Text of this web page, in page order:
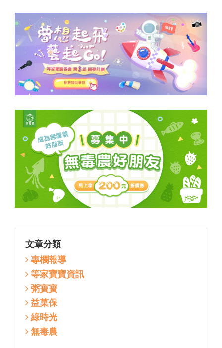
文章分類
專欄報導
等家寶寶資訊
粥寶寶
益菓保
綠時光
無毒農